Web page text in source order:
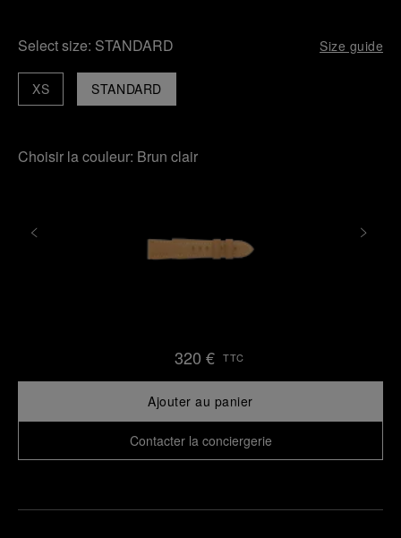
Select size: STANDARD Size guide
STANDARD
XS
Choisir la couleur: Brun clair
320 € TTC
Ajouter au panier
Contacter la conciergerie